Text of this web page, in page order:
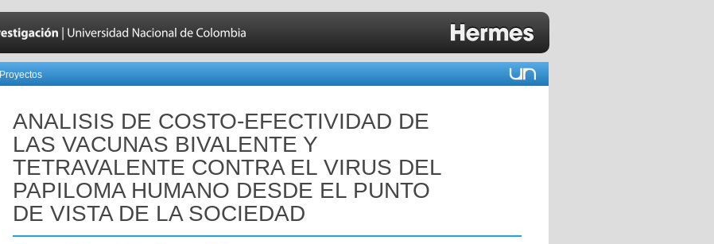
Proyectos
ANALISIS DE COSTO-EFECTIVIDAD DE
LAS VACUNAS BIVALENTE Y
TETRAVALENTE CONTRA EL VIRUS DEL
PAPILOMA HUMANO DESDE EL PUNTO
DE VISTA DE LA SOCIEDAD